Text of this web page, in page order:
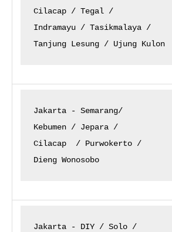
Cilacap / Tegal /
Indramayu / Tasikmalaya /
Tanjung Lesung / Ujung Kulon
Jakarta - Semarang/
Kebumen / Jepara /
Cilacap
/ Purwokerto /
Dieng Wonosobo
Jakarta - DIY / Solo /